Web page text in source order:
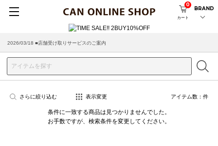
カート
0
BRAND
2026/03/18 ■店舗受け取りサービスのご案内
さらに絞り込む 表示変更 アイテム数： 件
条件に一致する商品は見つかりませんでした。
お手数ですが、検索条件を変更してください。